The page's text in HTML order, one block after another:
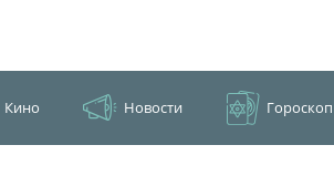
Кино Новости Гороскоп